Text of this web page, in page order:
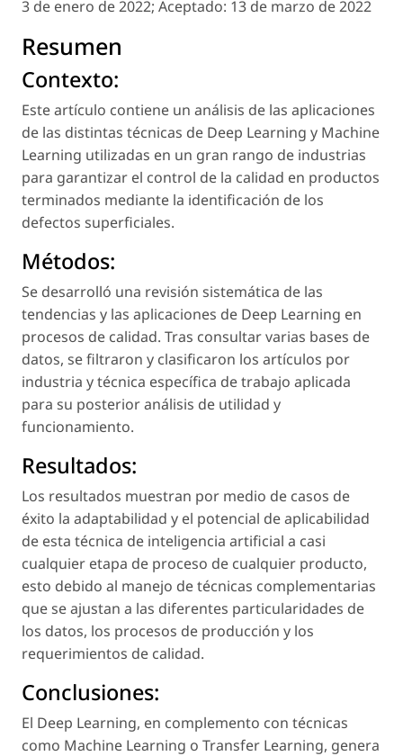
3 de enero de 2022; Aceptado: 13 de marzo de 2022
Resumen
Contexto:
Este artículo contiene un análisis de las aplicaciones
de las distintas técnicas de Deep Learning y Machine
Learning utilizadas en un gran rango de industrias
para garantizar el control de la calidad en productos
terminados mediante la identificación de los
defectos superficiales.
Métodos:
Se desarrolló una revisión sistemática de las
tendencias y las aplicaciones de Deep Learning en
procesos de calidad. Tras consultar varias bases de
datos, se filtraron y clasificaron los artículos por
industria y técnica específica de trabajo aplicada
para su posterior análisis de utilidad y
funcionamiento.
Resultados:
Los resultados muestran por medio de casos de
éxito la adaptabilidad y el potencial de aplicabilidad
de esta técnica de inteligencia artificial a casi
cualquier etapa de proceso de cualquier producto,
esto debido al manejo de técnicas complementarias
que se ajustan a las diferentes particularidades de
los datos, los procesos de producción y los
requerimientos de calidad.
Conclusiones:
El Deep Learning, en complemento con técnicas
como Machine Learning o Transfer Learning, genera